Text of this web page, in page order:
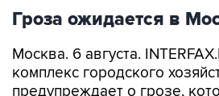
Гроза ожидается в
Москва. 6 августа.
комплекс городского
предупреждает о грозе,